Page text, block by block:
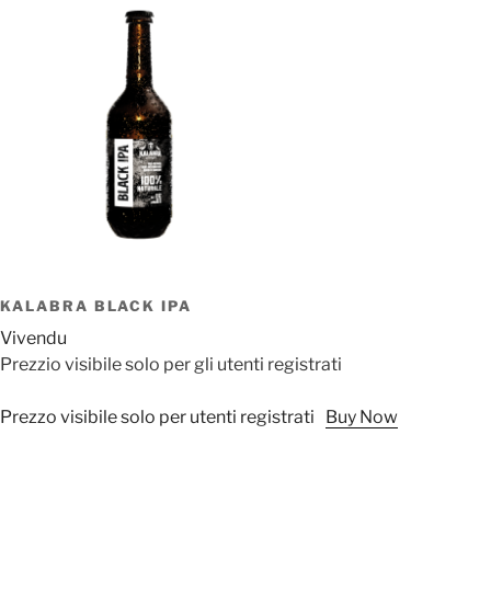
KALABRA BLACK IPA
Vivendu
Prezzio visibile solo per gli utenti registrati
Prezzo visibile solo per utenti registrati Buy Now